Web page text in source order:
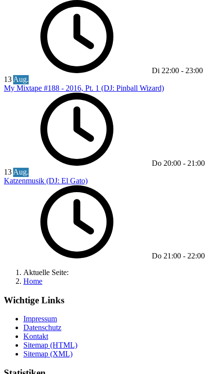
Di 22:00 - 23:00
13 Aug.
My Mixtape #188 - 2016, Pt. 1 (DJ: Pinball Wizard)
Do 20:00 - 21:00
13 Aug.
Katzenmusik (DJ: El Gato)
Do 21:00 - 22:00
Aktuelle Seite:
Home
Wichtige Links
Impressum
Datenschutz
Kontakt
Sitemap (HTML)
Sitemap (XML)